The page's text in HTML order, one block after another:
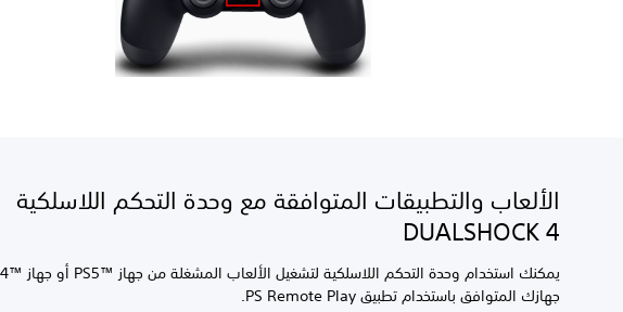
الألعاب والتطبيقات المتوافقة مع وحدة التحكم اللاسلكية
DUALSHOCK 4
جهازك المتوافق باستخدام تطبيق PS Remote Play.